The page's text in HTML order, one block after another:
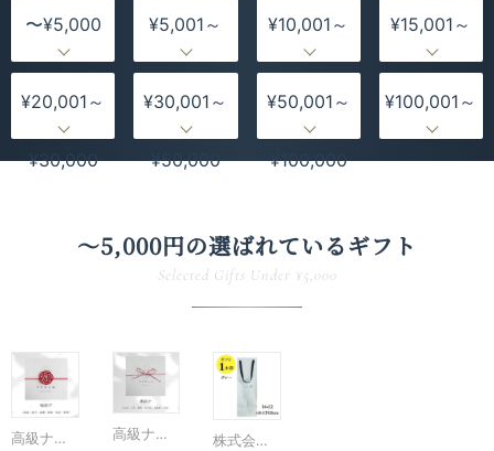
〜¥5,000 ¥5,001～ ¥10,001～ ¥15,001～
¥20,001～
¥30,000
¥30,001～
¥50,000
¥50,001～
¥100,000
¥100,001～
〜5,000円の選ばれている​ギフト
Selected Gifts Under ¥5,000
高級ナビ
高級ナビ
株式会社